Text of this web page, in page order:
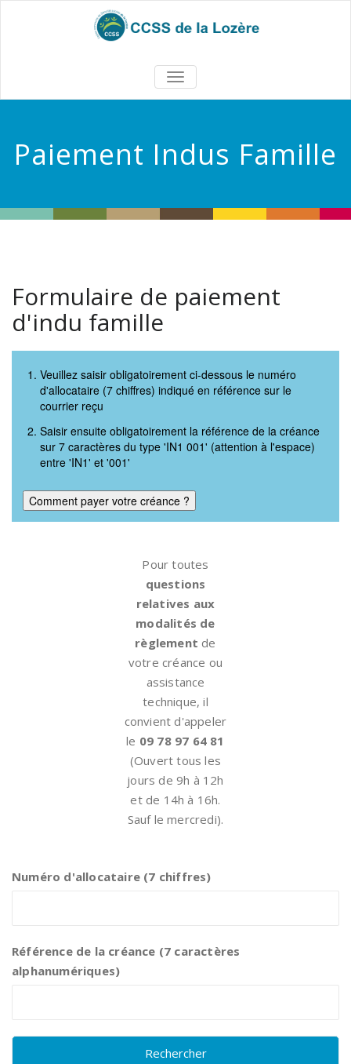
TOGGLE
NAVIGATION
Paiement Indus Famille
Formulaire de paiement
d'indu famille
Veuillez saisir obligatoirement ci-dessous le numéro
d'allocataire (7 chiffres) indiqué en référence sur le
courrier reçu
Saisir ensuite obligatoirement la référence de la créance
sur 7 caractères du type 'IN1 001' (attention à l'espace)
entre 'IN1' et '001'
Comment payer votre créance ?
Pour toutes
questions
relatives aux
modalités de
règlement de
votre créance ou
assistance
technique, il
convient d'appeler
le 09 78 97 64 81
(Ouvert tous les
jours de 9h à 12h
et de 14h à 16h.
Sauf le mercredi).
Numéro d'allocataire (7 chiffres)
Référence de la créance (7 caractères
alphanumériques)